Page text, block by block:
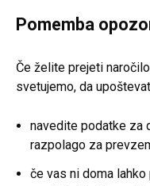
Pomemba
Če želite prejeti
svetujemo, da
navedite podatke za
razpolago za
če vas ni doma